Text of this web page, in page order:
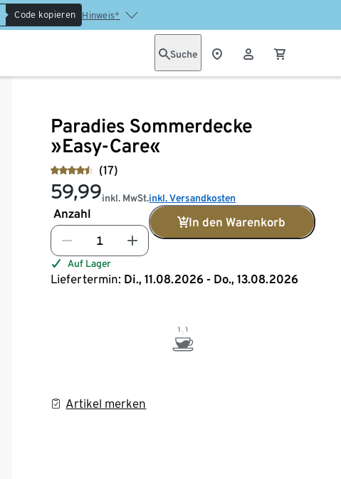
Code kopieren Hinweis*
Suche
Paradies Sommerdecke
»Easy-Care«
(17)
59,99inkl. MwSt.inkl. Versandkosten
Anzahl
In den Warenkorb
Auf Lager
Liefertermin: Di., 11.08.2026 - Do., 13.08.2026
Artikel merken